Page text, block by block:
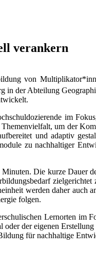
verankern
von
in der Abteilung
im
um der
und adaptiv
zu nachhaltiger
Die kurze Dauer
werden daher auch
folgen.
Lernorten
der eigenen
für nachhaltige